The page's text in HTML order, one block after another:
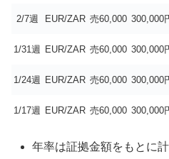
2/7週 EUR/ZAR 売60,000 300,000
1/31週 EUR/ZAR 売60,000 300,000
1/24週 EUR/ZAR 売60,000 300,000
1/17週 EUR/ZAR 売60,000 300,000
年率は証拠金額をもとに